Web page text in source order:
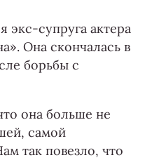
супруга актера
Она скончалась в
борьбы с
она больше не
самой
так повезло, что